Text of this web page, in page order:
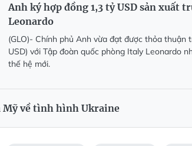
Anh ký hợp đồng 1,3 tỷ USD sản xuất
Leonardo
(GLO)- Chính phủ Anh vừa đạt được thỏa
USD) với Tập đoàn quốc phòng Italy Leonardo
thế hệ mới.
Mỹ về tình hình Ukraine